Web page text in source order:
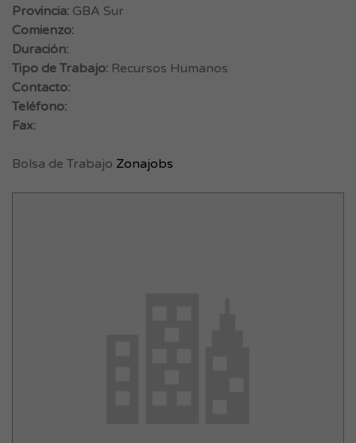
Provincia: GBA Sur
Comienzo:
Duración:
Tipo de Trabajo: Recursos Humanos
Contacto:
Teléfono:
Fax:
Bolsa de Trabajo Zonajobs